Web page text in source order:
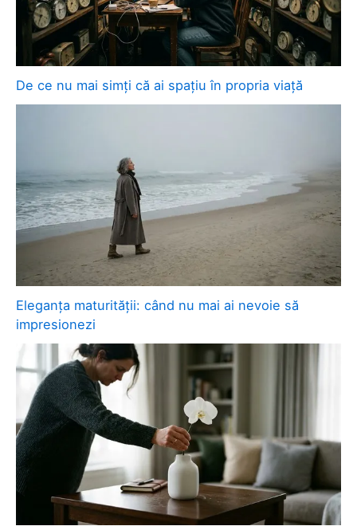
De ce nu mai simți că ai spațiu în propria viață
Eleganța maturității: când nu mai ai nevoie să
impresionezi